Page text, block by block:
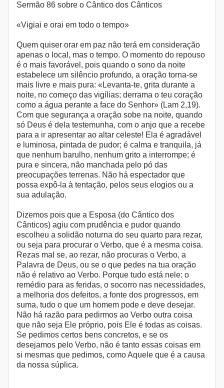
Sermão 86 sobre o Cântico dos Cânticos
«Vigiai e orai em todo o tempo»
Quem quiser orar em paz não terá em consideração
apenas o local, mas o tempo. O momento do repouso
é o mais favorável, pois quando o sono da noite
estabelece um silêncio profundo, a oração torna-se
mais livre e mais pura: «Levanta-te, grita durante a
noite, no começo das vigílias; derrama o teu coração
como a água perante a face do Senhor» (Lam 2,19).
Com que segurança a oração sobe na noite, quando
só Deus é dela testemunha, com o anjo que a recebe
para a ir apresentar ao altar celeste! Ela é agradável
e luminosa, pintada de pudor; é calma e tranquila, já
que nenhum barulho, nenhum grito a interrompe; é
pura e sincera, não manchada pelo pó das
preocupações terrenas. Não há espectador que
possa expô-la à tentação, pelos seus elogios ou a
sua adulação.
Dizemos pois que a Esposa (do Cântico dos
Cânticos) agiu com prudência e pudor quando
escolheu a solidão noturna do seu quarto para rezar,
ou seja para procurar o Verbo, que é a mesma coisa.
Rezas mal se, ao rezar, não procuras o Verbo, a
Palavra de Deus, ou se o que pedes na tua oração
não é relativo ao Verbo. Porque tudo está nele: o
remédio para as feridas, o socorro nas necessidades,
a melhoria dos defeitos, a fonte dos progressos, em
suma, tudo o que um homem pode e deve desejar.
Não há razão para pedirmos ao Verbo outra coisa
que não seja Ele próprio, pois Ele é todas as coisas.
Se pedimos certos bens concretos, e se os
desejamos pelo Verbo, não é tanto essas coisas em
si mesmas que pedimos, como Aquele que é a causa
da nossa súplica.